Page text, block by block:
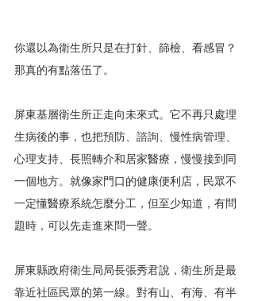
你還以為衛生所只是在打針、篩檢、看感冒？
那真的有點落伍了。
屏東基層衛生所正走向未來式。它不再只處理
生病後的事，也把預防、諮詢、慢性病管理、
心理支持、長照轉介和居家醫療，慢慢接到同
一個地方。就像家門口的健康便利店，民眾不
一定懂醫療系統怎麼分工，但至少知道，有問
題時，可以先走進來問一聲。
屏東縣政府衛生局局長張秀君說，衛生所是最
靠近社區民眾的第一線。對有山、有海、有半